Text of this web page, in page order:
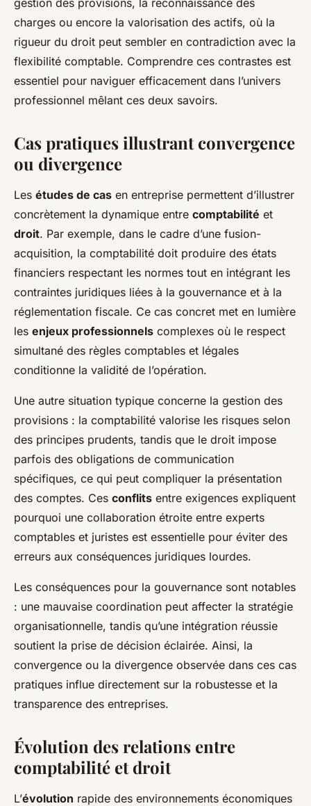
charges ou encore la valorisation des actifs, où la
rigueur du droit peut sembler en contradiction avec la
flexibilité comptable. Comprendre ces contrastes est
essentiel pour naviguer efficacement dans l’univers
professionnel mêlant ces deux savoirs.
Cas pratiques illustrant convergence
ou divergence
Les études de cas en entreprise permettent d’illustrer
concrètement la dynamique entre comptabilité et
droit. Par exemple, dans le cadre d’une fusion-
acquisition, la comptabilité doit produire des états
financiers respectant les normes tout en intégrant les
contraintes juridiques liées à la gouvernance et à la
réglementation fiscale. Ce cas concret met en lumière
les enjeux professionnels complexes où le respect
simultané des règles comptables et légales
conditionne la validité de l’opération.
Une autre situation typique concerne la gestion des
provisions : la comptabilité valorise les risques selon
des principes prudents, tandis que le droit impose
parfois des obligations de communication
spécifiques, ce qui peut compliquer la présentation
des comptes. Ces conflits entre exigences expliquent
pourquoi une collaboration étroite entre experts
comptables et juristes est essentielle pour éviter des
erreurs aux conséquences juridiques lourdes.
Les conséquences pour la gouvernance sont notables
: une mauvaise coordination peut affecter la stratégie
organisationnelle, tandis qu’une intégration réussie
soutient la prise de décision éclairée. Ainsi, la
convergence ou la divergence observée dans ces cas
pratiques influe directement sur la robustesse et la
transparence des entreprises.
Évolution des relations entre
comptabilité et droit
L’évolution rapide des environnements économiques